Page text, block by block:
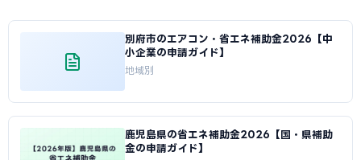
別府市のエアコン・省エネ補助金2026【中
小企業の申請ガイド】
地域別
鹿児島県の省エネ補助金2026【国・県補助
金の申請ガイド】